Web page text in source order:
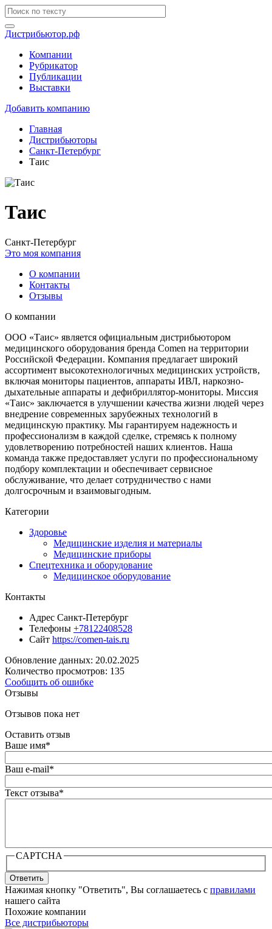
Дистрибьютор.рф
Компании
Рубрикатор
Публикации
Выставки
Добавить компанию
Главная
Дистрибьюторы
Санкт-Петербург
Таис
Таис
Санкт-Петербург
Это моя компания
О компании
Контакты
Отзывы
О компании
ООО «Таис» является официальным дистрибьютором
медицинского оборудования бренда Comen на территории
Российской Федерации. Компания предлагает широкий
ассортимент высокотехнологичных медицинских устройств,
включая мониторы пациентов, аппараты ИВЛ, наркозно-
дыхательные аппараты и дефибриллятор-мониторы. Миссия
«Таис» заключается в улучшении качества жизни людей через
внедрение современных зарубежных технологий в
медицинскую практику. Мы гарантируем надежность и
профессионализм в каждой сделке, стремясь к полному
удовлетворению потребностей наших клиентов. Наша
команда также предоставляет услуги по профессиональному
подбору комплектации и обеспечивает сервисное
обслуживание, что делает сотрудничество с нами
долгосрочным и взаимовыгодным.
Категории
Здоровье
Медицинские изделия и материалы
Медицинские приборы
Спецтехника и оборудование
Медицинское оборудование
Контакты
Адрес Санкт-Петербург
Телефоны +78122408528
Сайт https://comen-tais.ru
Обновление данных: 20.02.2025
Количество просмотров: 135
Сообщить об ошибке
Отзывы
Отзывов пока нет
Оставить отзыв
Ваше имя*
Ваш e-mail*
Текст отзыва*
CAPTCHA
Ответить
Нажимая кнопку "Ответить", Вы соглашаетесь с правилами
нашего сайта
Похожие компании
Все дистрибьюторы